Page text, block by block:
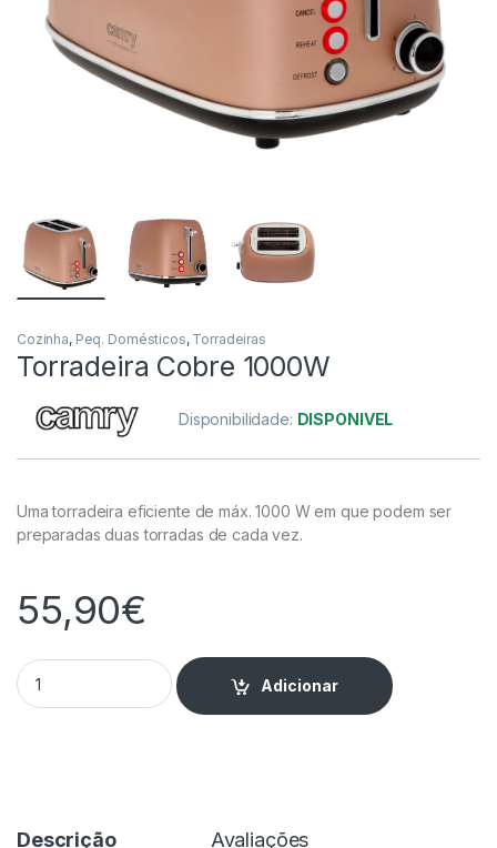
Cozinha, Peq. Domésticos, Torradeiras
Torradeira Cobre 1000W
Disponibilidade: DISPONIVEL
Uma torradeira eficiente de máx. 1000 W em que podem ser
preparadas duas torradas de cada vez.
55,90€
Torradeira Cobre 1000W quantity
Adicionar
Descrição Avaliações